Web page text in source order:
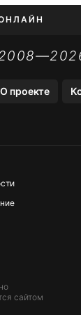
О проекте
сайтом